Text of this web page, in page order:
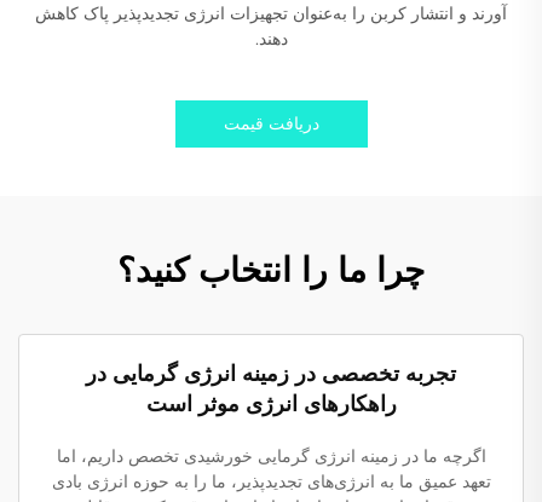
آورند و انتشار کربن را به‌عنوان تجهیزات انرژی تجدیدپذیر پاک کاهش
دهند.
دریافت قیمت
چرا ما را انتخاب کنید؟
تجربه تخصصی در زمینه انرژی گرمایی در
راهکارهای انرژی موثر است
اگرچه ما در زمینه انرژی گرمایی خورشیدی تخصص داریم، اما
تعهد عمیق ما به انرژی‌های تجدیدپذیر، ما را به حوزه انرژی بادی